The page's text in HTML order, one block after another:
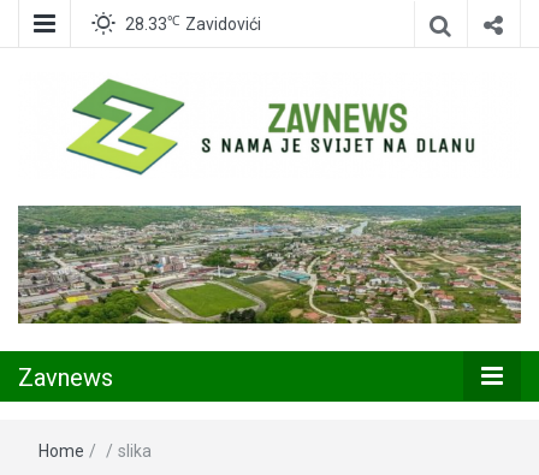
28.33℃ Zavidovići
Zavnews
Zavnews
Home / / slika